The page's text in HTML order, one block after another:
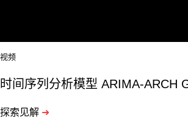
视频
时间序列分析模型 ARIMA-ARCH
探索见解 ➜